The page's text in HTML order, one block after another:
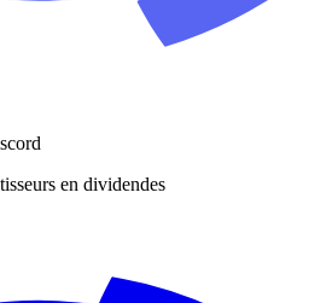
en dividendes